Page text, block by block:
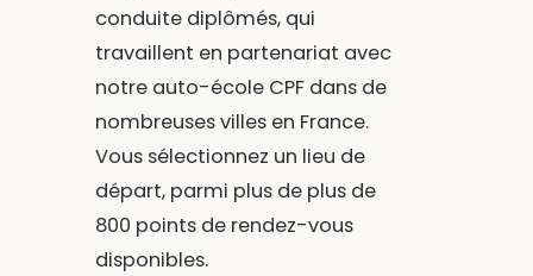
conduite diplômés, qui
travaillent en partenariat avec
notre auto-école CPF dans de
nombreuses villes en France.
Vous sélectionnez un lieu de
départ, parmi plus de plus de
800 points de rendez-vous
disponibles.